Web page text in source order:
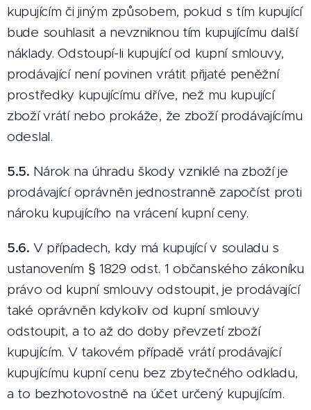
kupujícím či jiným způsobem, pokud s tím kupující
bude souhlasit a nevzniknou tím kupujícímu další
náklady. Odstoupí-li kupující od kupní smlouvy,
prodávající není povinen vrátit přijaté peněžní
prostředky kupujícímu dříve, než mu kupující
zboží vrátí nebo prokáže, že zboží prodávajícímu
odeslal.
5.5. Nárok na úhradu škody vzniklé na zboží je
prodávající oprávněn jednostranně započíst proti
nároku kupujícího na vrácení kupní ceny.
5.6. V případech, kdy má kupující v souladu s
ustanovením § 1829 odst. 1 občanského zákoníku
právo od kupní smlouvy odstoupit, je prodávající
také oprávněn kdykoliv od kupní smlouvy
odstoupit, a to až do doby převzetí zboží
kupujícím. V takovém případě vrátí prodávající
kupujícímu kupní cenu bez zbytečného odkladu,
a to bezhotovostně na účet určený kupujícím.